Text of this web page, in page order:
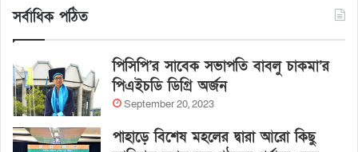
সর্বাধিক পঠিত
পিসিপি’র সাবেক সভাপতি বাবলু চাকমা’র
পিএইচডি ডিগ্রি অর্জন
September 20, 2023
পাহাড়ে বিশেষ মহলের দ্বারা আরো কিছু